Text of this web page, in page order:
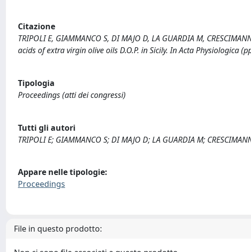
Citazione
TRIPOLI E, GIAMMANCO S, DI MAJO D, LA GUARDIA M,
acids of extra virgin olive oils D.O.P. in Sicily. In Acta Physiologica
Tipologia
Proceedings (atti dei congressi)
Tutti gli autori
TRIPOLI E; GIAMMANCO S; DI MAJO D; LA GUARDIA M;
Appare nelle tipologie:
Proceedings
File in questo prodotto: